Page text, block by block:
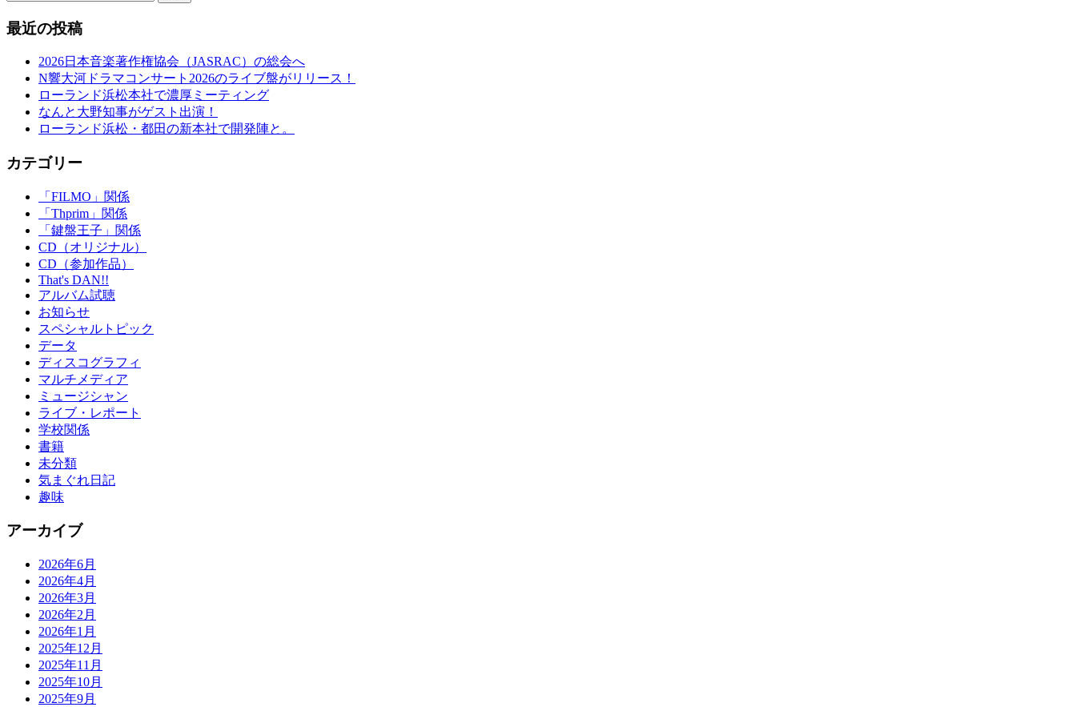
最近の投稿
2026日本音楽著作権協会（JASRAC）の総会へ
N響大河ドラマコンサート2026のライブ盤がリリース！
ローランド浜松本社で濃厚ミーティング
なんと大野知事がゲスト出演！
ローランド浜松・都田の新本社で開発陣と。
カテゴリー
「FILMO」関係
「Thprim」関係
「鍵盤王子」関係
CD（オリジナル）
CD（参加作品）
That's DAN!!
アルバム試聴
お知らせ
スペシャルトピック
データ
ディスコグラフィ
マルチメディア
ミュージシャン
ライブ・レポート
学校関係
書籍
未分類
気まぐれ日記
趣味
アーカイブ
2026年6月
2026年4月
2026年3月
2026年2月
2026年1月
2025年12月
2025年11月
2025年10月
2025年9月